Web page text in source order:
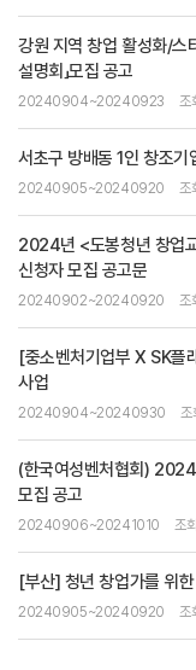
강원 지역 창업 활성화/스
설명회」모집 공고
20240904~20240923 조
서초구 방배동 1인 창조
20240905~20240920 조
2024년 <도봉청년 창업
신청자 모집 공고문
20240902~20240920 조
[중소벤처기업부 X SK플
사업
20240904~20240930 조
(한국여성벤처협회)
모집 공고
20240906~20241010 조
[부산] 청년 창업가를 위
20240905~20240920 조